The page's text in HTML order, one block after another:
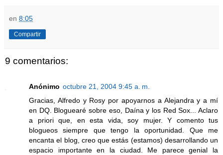
en 8:05
Compartir
9 comentarios:
Anónimo octubre 21, 2004 9:45 a. m.
Gracias, Alfredo y Rosy por apoyarnos a Alejandra y a mí
en DQ. Bloguearé sobre eso, Daína y los Red Sox... Aclaro
a priori que, en esta vida, soy mujer. Y comento tus
blogueos siempre que tengo la oportunidad. Que me
encanta el blog, creo que estás (estamos) desarrollando un
espacio importante en la ciudad. Me parece genial la